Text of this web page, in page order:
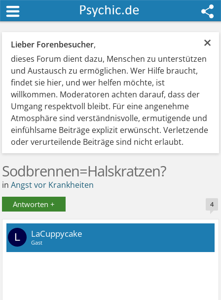
×
Lieber Forenbesucher,
dieses Forum dient dazu, Menschen zu unterstützen
und Austausch zu ermöglichen. Wer Hilfe braucht,
findet sie hier, und wer helfen möchte, ist
willkommen. Moderatoren achten darauf, dass der
Umgang respektvoll bleibt. Für eine angenehme
Atmosphäre sind verständnisvolle, ermutigende und
einfühlsame Beiträge explizit erwünscht. Verletzende
oder verurteilende Beiträge sind nicht erlaubt.
Sodbrennen=Halskratzen?
inAngst vor Krankheiten
Antworten + 4
L LaCuppycake
Gast